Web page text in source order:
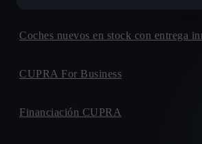
Coches nuevos en stock con entrega
CUPRA For Business
Financiación CUPRA